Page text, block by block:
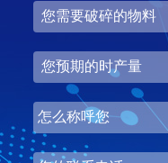
湖北省梦皓矿业时产